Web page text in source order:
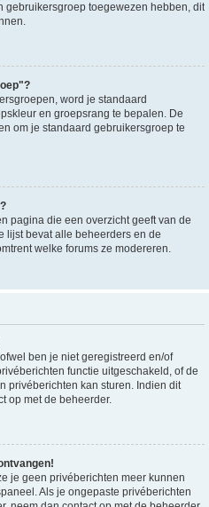
gebruikersgroep toegewezen hebben, dit
word je standaard
en groepsrang te bepalen. De
om je standaard gebruikersgroep te
pagina die een overzicht geeft van de
lijst bevat alle beheerders en de
welke forums ze modereren.
ben je niet geregistreerd en/of
functie uitgeschakeld, of de
privéberichten kan sturen. Indien dit
op met de beheerder.
je geen privéberichten meer kunnen
Als je ongepaste privéberichten